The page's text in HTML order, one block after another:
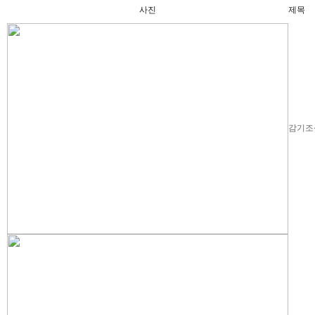
사진 제목
감기